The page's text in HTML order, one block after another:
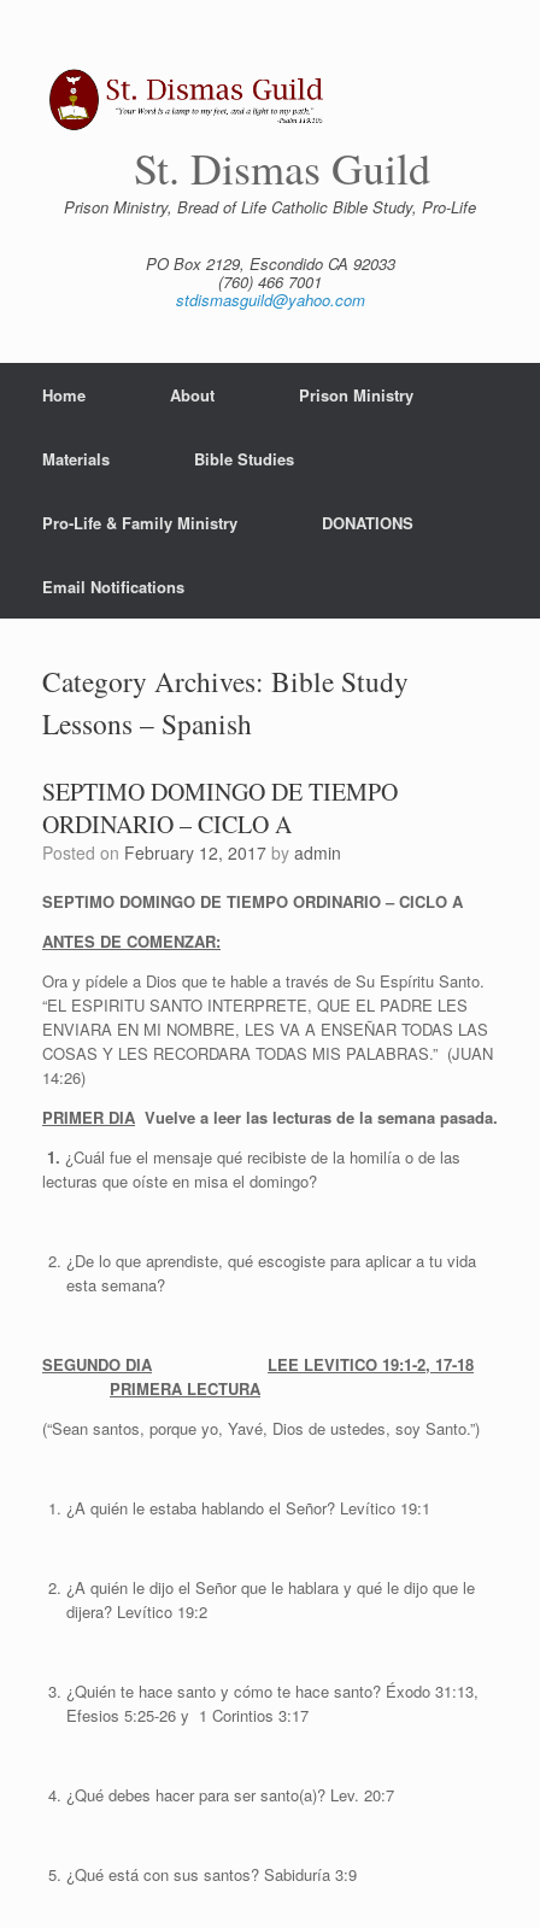
St. Dismas Guild
Prison Ministry, Bread of Life Catholic Bible Study, Pro-Life
PO Box 2129, Escondido CA 92033
(760) 466 7001
stdismasguild@yahoo.com
Home About Prison Ministry
Materials Bible Studies
Pro-Life & Family Ministry DONATIONS
Email Notifications
Category Archives: Bible Study
Lessons – Spanish
SEPTIMO DOMINGO DE TIEMPO
ORDINARIO – CICLO A
Posted on February 12, 2017 by admin
SEPTIMO DOMINGO DE TIEMPO ORDINARIO – CICLO A
ANTES DE COMENZAR:
Ora y pídele a Dios que te hable a través de Su Espíritu Santo.
“EL ESPIRITU SANTO INTERPRETE, QUE EL PADRE LES
ENVIARA EN MI NOMBRE, LES VA A ENSEÑAR TODAS LAS
COSAS Y LES RECORDARA TODAS MIS PALABRAS.” (JUAN
14:26)
PRIMER DIA Vuelve a leer las lecturas de la semana pasada.
1. ¿Cuál fue el mensaje qué recibiste de la homilía o de las
lecturas que oíste en misa el domingo?
¿De lo que aprendiste, qué escogiste para aplicar a tu vida
esta semana?
SEGUNDO DIA
LEE LEVITICO 19:1-2, 17-18
PRIMERA LECTURA
(“Sean santos, porque yo, Yavé, Dios de ustedes, soy Santo.”)
¿A quién le estaba hablando el Señor? Levítico 19:1
¿A quién le dijo el Señor que le hablara y qué le dijo que le
dijera? Levítico 19:2
¿Quién te hace santo y cómo te hace santo? Éxodo 31:13,
Efesios 5:25-26 y 1 Corintios 3:17
¿Qué debes hacer para ser santo(a)? Lev. 20:7
¿Qué está con sus santos? Sabiduría 3:9